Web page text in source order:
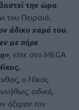
την ώρα
του Πειραιά.
άδικο χαμό του.
με πήρε
, είπε στο MEGA
ο Νίκος
ειδικά,
ήξεραν τον